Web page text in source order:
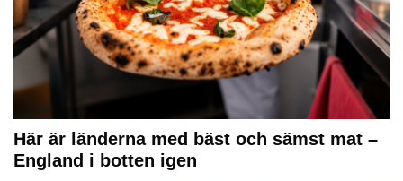
Här är länderna med bäst och sämst mat –
England i botten igen